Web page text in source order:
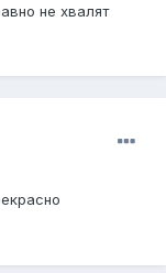
не хвалят